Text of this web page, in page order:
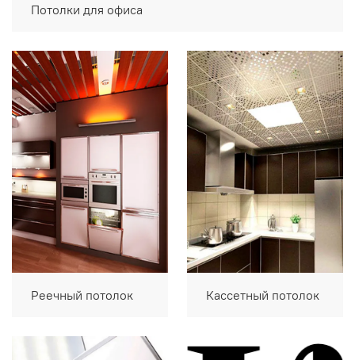
Потолки для офиса
Реечный потолок Кассетный потолок